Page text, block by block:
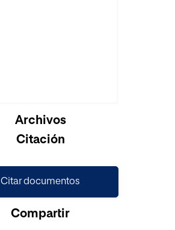
Archivos
Citación
Citar documentos
Compartir